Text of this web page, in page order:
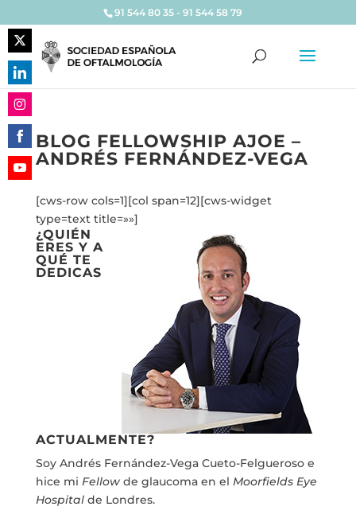
91 544 80 35 - 91 544 58 79
BLOG FELLOWSHIP AJOE –
ANDRÉS FERNÁNDEZ-VEGA
[cws-row cols=1][col span=12][cws-widget
type=text title=»»]
¿QUIÉN
ERES Y A
QUÉ TE
DEDICAS
ACTUALMENTE?
Soy Andrés Fernández-Vega Cueto-Felgueroso e
hice mi Fellow de glaucoma en el Moorfields Eye
Hospitalde Londres.
Share
on
Twitter
Share
on
LinkedIn
Share
on
Instagram
Share
on
Facebook
YouTube